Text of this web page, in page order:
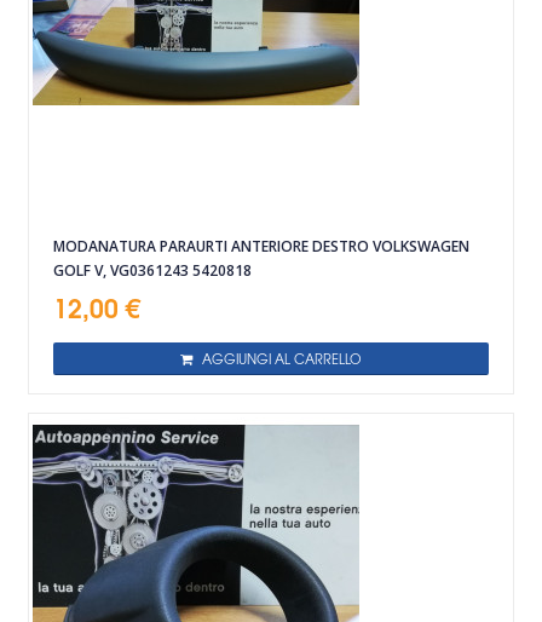
MODANATURA PARAURTI ANTERIORE DESTRO VOLKSWAGEN
GOLF V, VG0361243 5420818
12,00 €
AGGIUNGI AL CARRELLO